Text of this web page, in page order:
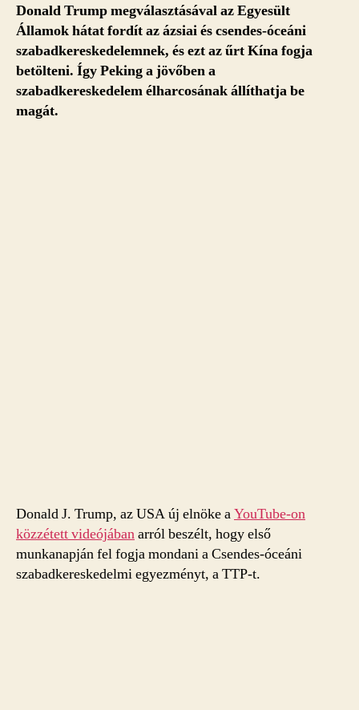
Donald Trump megválasztásával az Egyesült
Államok hátat fordít az ázsiai és csendes-óceáni
szabadkereskedelemnek, és ezt az űrt Kína fogja
betölteni. Így Peking a jövőben a
szabadkereskedelem élharcosának állíthatja be
magát.
Donald J. Trump, az USA új elnöke aYouTube-on
közzétett videójábanarról beszélt, hogy első
munkanapján fel fogja mondani a Csendes-óceáni
szabadkereskedelmi egyezményt, a TTP-t.